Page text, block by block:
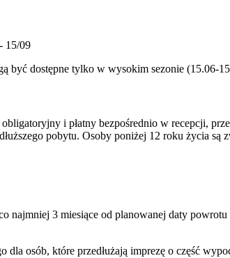
15/09
być dostępne tylko w wysokim sezonie (15.06-
i płatny bezpośrednio w recepcji,
pobytu. Osoby poniżej 12 roku życia są
3 miesiące od planowanej daty
osób, które przedłużają imprezę o część